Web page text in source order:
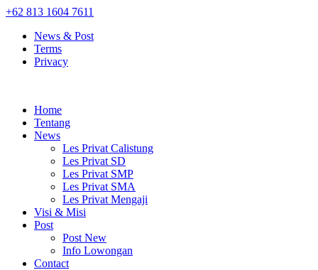
+62 813 1604 7611
News & Post
Terms
Privacy
Home
Tentang
News
Les Privat Calistung
Les Privat SD
Les Privat SMP
Les Privat SMA
Les Privat Mengaji
Visi & Misi
Post
Post New
Info Lowongan
Contact